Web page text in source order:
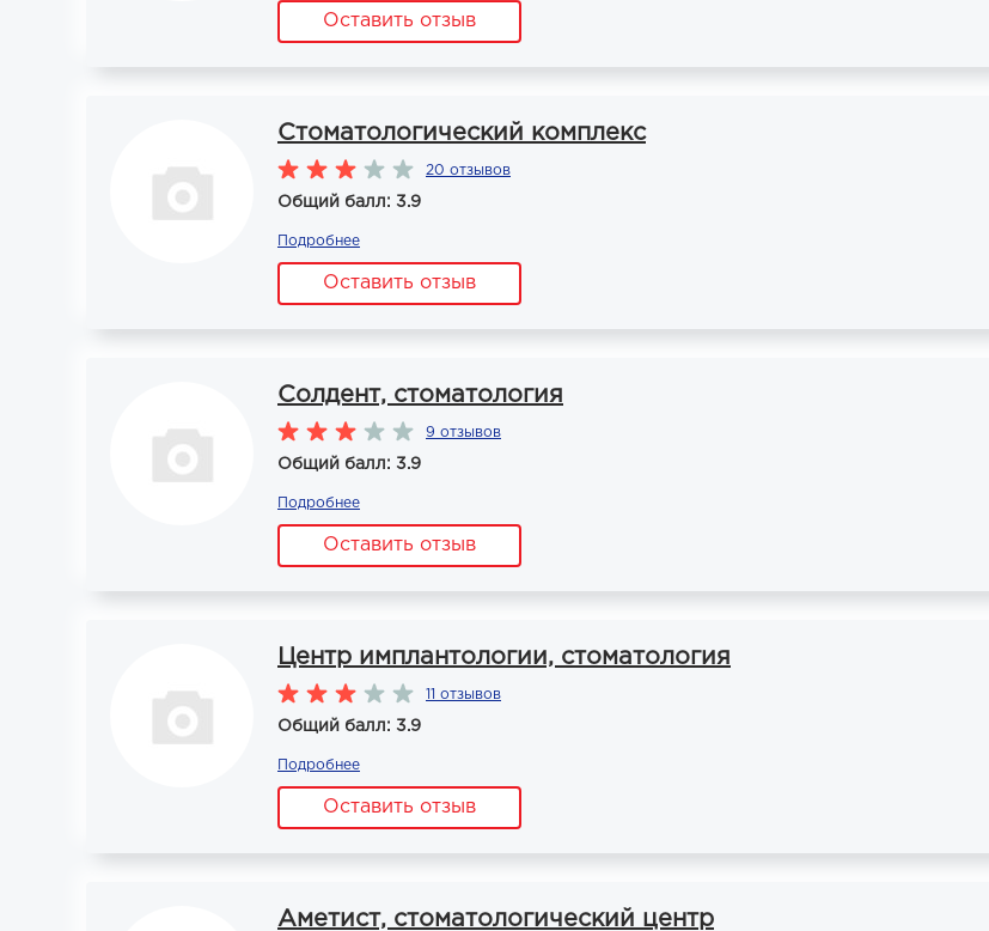
Оставить отзыв
Стоматологический комплекс
20 отзывов
Общий балл: 3.9
Подробнее
Оставить отзыв
Солдент, стоматология
9 отзывов
Общий балл: 3.9
Подробнее
Оставить отзыв
Центр имплантологии, стоматология
11 отзывов
Общий балл: 3.9
Подробнее
Оставить отзыв
Аметист, стоматологический центр